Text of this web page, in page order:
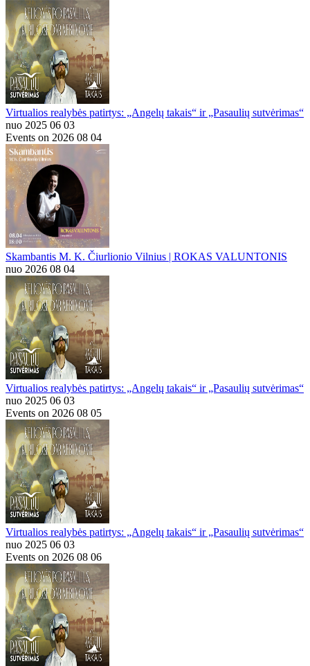
Virtualios realybės patirtys: „Angelų takais“ ir „Pasaulių sutvėrimas“
nuo 2025 06 03
Events on 2026 08 04
Skambantis M. K. Čiurlionio Vilnius | ROKAS VALUNTONIS
nuo 2026 08 04
Virtualios realybės patirtys: „Angelų takais“ ir „Pasaulių sutvėrimas“
nuo 2025 06 03
Events on 2026 08 05
Virtualios realybės patirtys: „Angelų takais“ ir „Pasaulių sutvėrimas“
nuo 2025 06 03
Events on 2026 08 06